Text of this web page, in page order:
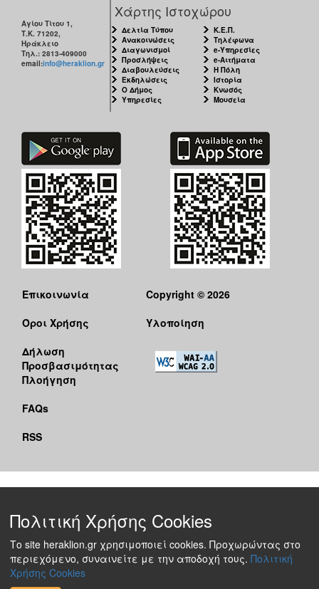
Αγίου Τίτου 1,
Τ.Κ. 71202,
Ηράκλειο
Τηλ.: 2813-409000
email:info@heraklion.gr
Χάρτης Ιστοχώρου
Δελτία Τύπου
Ανακοινώσεις
Διαγωνισμοί
Προσλήψεις
Διαβουλεύσεις
Εκδηλώσεις
Ο Δήμος
Υπηρεσίες
Κ.Ε.Π.
Τηλέφωνα
e-Υπηρεσίες
e-Αιτήματα
Η Πόλη
Ιστορία
Κνωσός
Μουσεία
Επικοινωνία
Όροι Χρήσης
Δήλωση
Προσβασιμότητας
Πλοήγηση
FAQs
RSS
Copyright © 2026
Υλοποίηση
Πολιτική Χρήσης Cookies
Το site heraklion.gr χρησιμοποιεί cookies. Προχωρώντας στο
περιεχόμενο, συναινείτε με την αποδοχή τους. Πολιτική
Χρήσης Cookies